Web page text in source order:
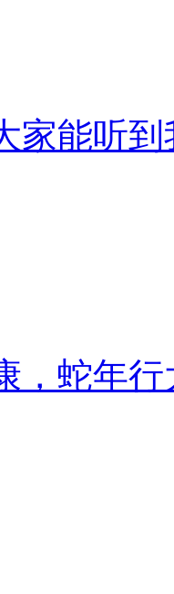
家能听
，蛇年行